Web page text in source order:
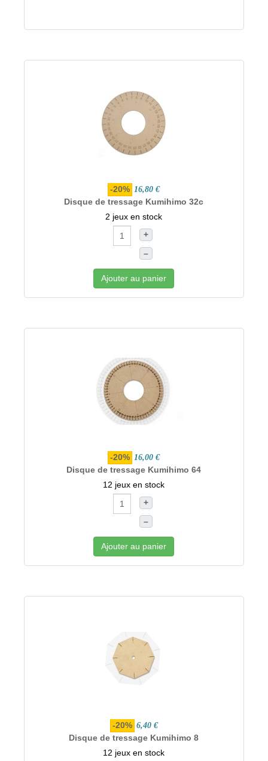
-20% 16,80 €
Disque de tressage Kumihimo 32c
2 jeux en stock
+
–
Ajouter au panier
-20% 16,00 €
Disque de tressage Kumihimo 64
12 jeux en stock
+
–
Ajouter au panier
-20% 6,40 €
Disque de tressage Kumihimo 8
12 jeux en stock